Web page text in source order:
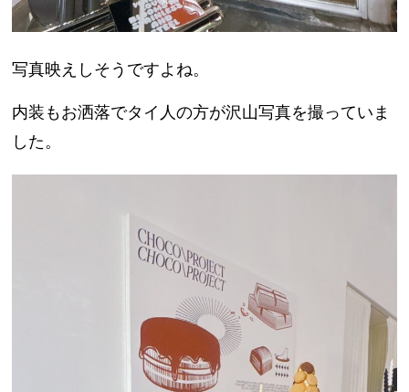
写真映えしそうですよね。
内装もお洒落でタイ人の方が沢山写真を撮っていま
した。